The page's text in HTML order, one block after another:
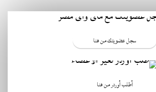
سجل عضويتك من هنا
أطلب أوردر من هنا